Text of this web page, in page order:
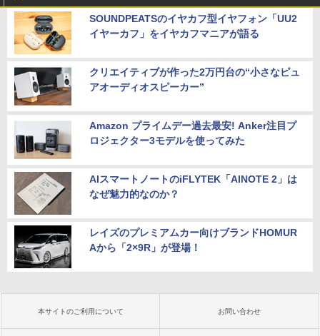
SOUNDPEATSのイヤカフ型イヤフォン「UU2
イヤーカフ」をイヤカフマニアが語る
クリエイティブが作った2万円台の“小さなピュ
アオーディオスピーカー”
Amazon プライムデー過去最安! Anker注目プ
ロジェクター3モデルを使ってみた
AIスマートノートのiFLYTEK「AINOTE 2」は
なぜ魅力的なのか？
レイズのプレミアムカー向けブランドHOMUR
Aから「2×9R」が登場！
本サイトのご利用について お問い合わせ